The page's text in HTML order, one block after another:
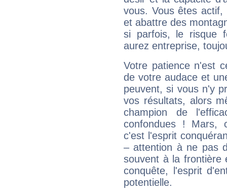
vous. Vous êtes
et abattre des
si parfois, le risque
aurez entreprise,
Votre patience n'est
de votre audace et
peuvent, si vous n'y
vos résultats, alors
champion de
confondues ! Mars,
c'est l'esprit
– attention à ne pas
souvent à la frontière
conquête, l'esprit
potentielle.